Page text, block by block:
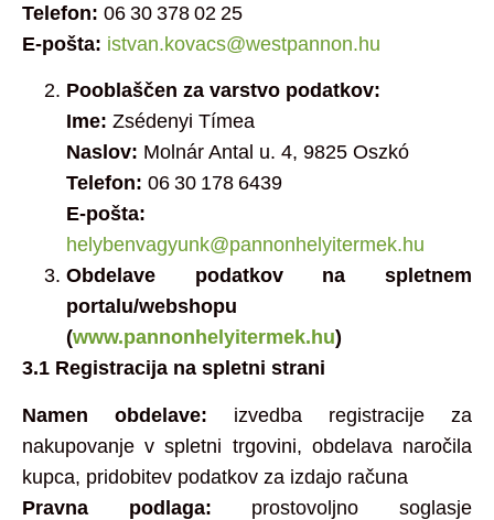
Telefon: 06 30 378 02 25
E‑pošta: istvan.kovacs@westpannon.hu
Pooblaščen za varstvo podatkov:
Ime: Zsédenyi Tímea
Naslov: Molnár Antal u. 4, 9825 Oszkó
Telefon: 06 30 178 6439
E‑pošta:
helybenvagyunk@pannonhelyitermek.hu
Obdelave podatkov na spletnem
portalu/webshopu
(www.pannonhelyitermek.hu)
3.1 Registracija na spletni strani
Namen obdelave: izvedba registracije za
nakupovanje v spletni trgovini, obdelava naročila
kupca, pridobitev podatkov za izdajo računa
Pravna podlaga: prostovoljno soglasje